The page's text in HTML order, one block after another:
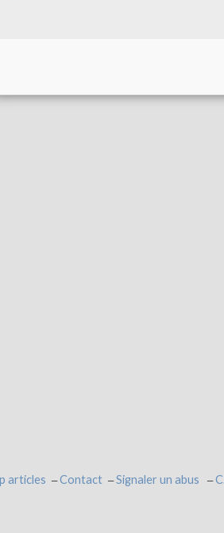
articles Contact Signaler un abus